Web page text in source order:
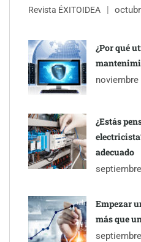
Revista ÉXITOIDEA
¿Por qué
noviembre
¿Estás
adecuado
Empezar
más que